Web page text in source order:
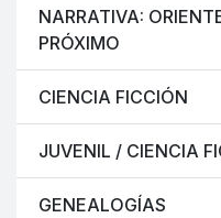
NARRATIVA:
PRÓXIMO
CIENCIA FICCIÓN
JUVENIL / CIENCIA
GENEALOGÍAS